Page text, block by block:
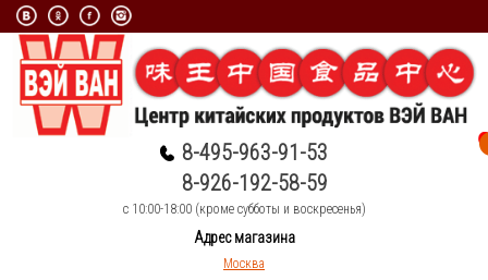
8-495-963-91-53
8-926-192-58-59
c 10:00-18:00 (кроме субботы и воскресенья)
Адрес магазина
Москва